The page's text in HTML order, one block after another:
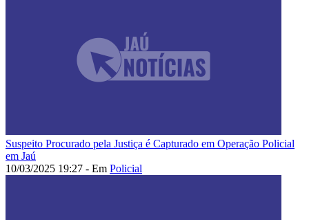
Suspeito Procurado pela Justiça é Capturado em Operação Policial
em Jaú
10/03/2025 19:27 - Em Policial